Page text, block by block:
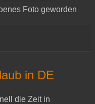
Foto geworden
in DE
die Zeit in